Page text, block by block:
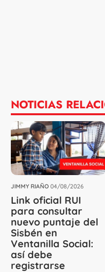
NOTICIAS
JIMMY RIAÑO 04/08/2026
Link oficial RUI
para consultar
nuevo puntaje del
Sisbén en
Ventanilla Social:
así debe
registrarse